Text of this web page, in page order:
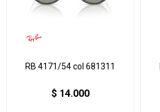
RB 4171/54 col 681311
$ 14.000